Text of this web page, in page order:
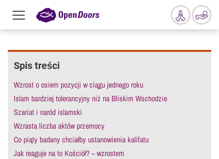
Przejdź do treści
Menu
toggle
Spis treści
Wzrost o osiem pozycji w ciągu jednego roku
Islam bardziej tolerancyjny niż na Bliskim Wschodzie
Szariat i naród islamski
Wzrasta liczba aktów przemocy
Co piąty badany chciałby ustanowienia kalifatu
Jak reaguje na to Kościół? – wzrostem